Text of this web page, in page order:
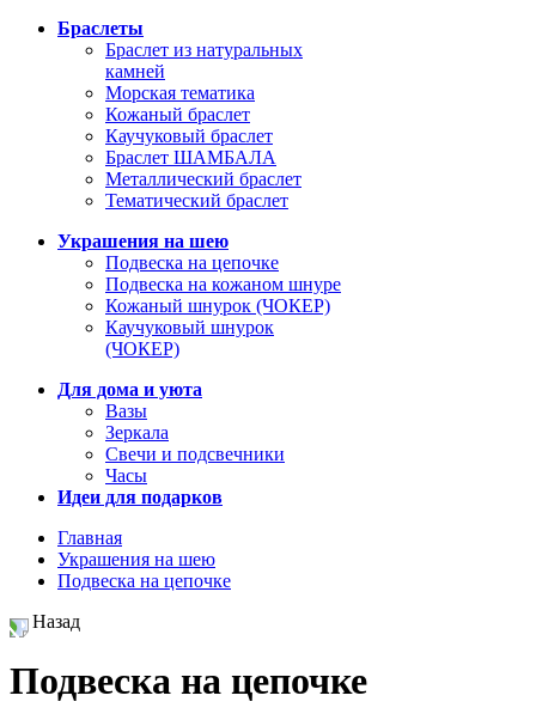
Браслеты
Браслет из натуральных
камней
Морская тематика
Кожаный браслет
Каучуковый браслет
Браслет ШАМБАЛА
Металлический браслет
Тематический браслет
Украшения на шею
Подвеска на цепочке
Подвеска на кожаном шнуре
Кожаный шнурок (ЧОКЕР)
Каучуковый шнурок
(ЧОКЕР)
Для дома и уюта
Вазы
Зеркала
Свечи и подсвечники
Часы
Идеи для подарков
Главная
Украшения на шею
Подвеска на цепочке
Назад
Подвеска на цепочке